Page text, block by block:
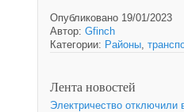
Опубликовано 19/01/2023
Автор: Gfinch
Категории: Районы,
Лента новостей
Электричество отключили